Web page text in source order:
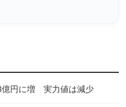
円に増 実力値は減少